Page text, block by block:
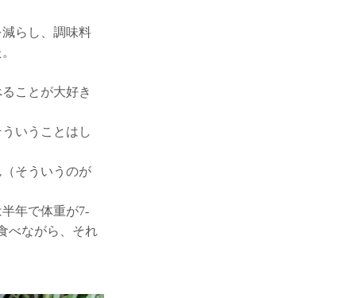
らし、調味料
ことが大好き
いうことはし
そういうのが
年で体重が7-
べながら、それ